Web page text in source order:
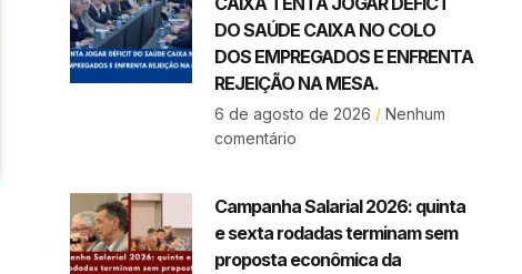
DO SAÚDE CAIXA NO COLO
DOS EMPREGADOS E ENFRENTA
REJEIÇÃO NA MESA.
6 de agosto de 2026 Nenhum
comentário
Campanha Salarial 2026: quinta
e sexta rodadas terminam sem
proposta econômica da